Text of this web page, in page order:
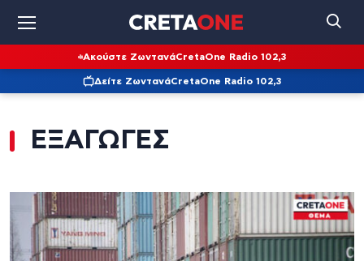
Ακούστε ΖωντανάCretaOne Radio 102,3
Δείτε ΖωντανάCretaOne Radio 102,3
ΕΞΑΓΩΓΕΣ